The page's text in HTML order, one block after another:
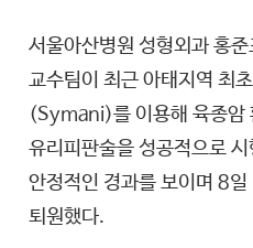
서울아산병원 성형외과 홍
교수팀이 최근 아태지역 최
(Symani)를 이용해 육종암
유리피판술을 성공적으로
안정적인 경과를 보이며 8
퇴원했다.